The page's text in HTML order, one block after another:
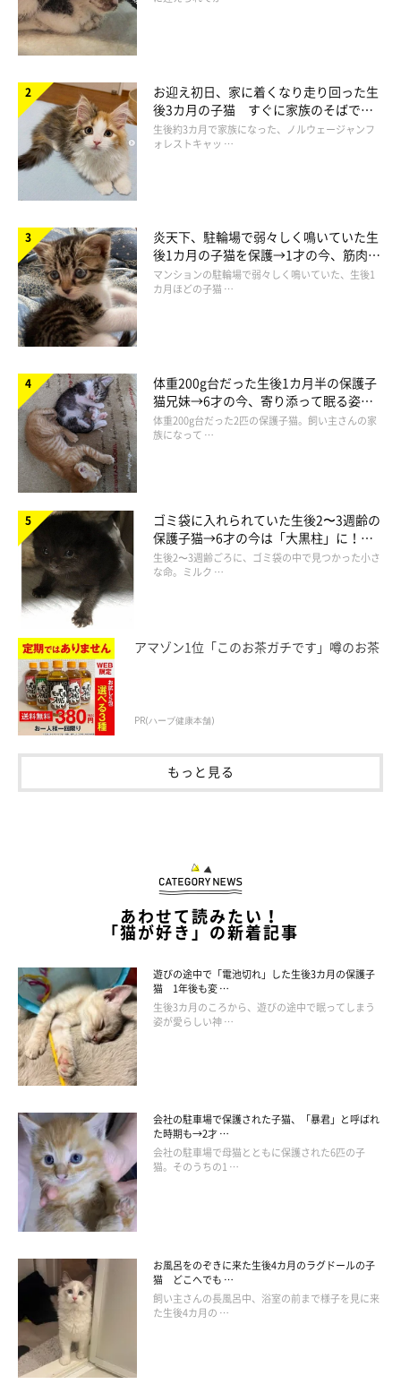
お迎え初日、家に着くなり走り回った生
後3カ月の子猫 すぐに家族のそばで落
ち着く姿に「迎えてよかった」
生後約3カ月で家族になった、ノルウェージャンフ
ォレストキャッ …
炎天下、駐輪場で弱々しく鳴いていた生
後1カ月の子猫を保護→1才の今、筋肉質
でツンデレなコに成長
マンションの駐輪場で弱々しく鳴いていた、生後1
カ月ほどの子猫 …
体重200g台だった生後1カ月半の保護子
猫兄妹→6才の今、寄り添って眠る姿に
ほっこり！
体重200g台だった2匹の保護子猫。飼い主さんの家
族になって …
ゴミ袋に入れられていた生後2〜3週齢の
保護子猫→6才の今は「大黒柱」に！
美しい黒猫に成長した姿にグッとくる
生後2〜3週齢ごろに、ゴミ袋の中で見つかった小さ
な命。ミルク …
アマゾン1位「このお茶ガチです」噂のお茶
PR(ハーブ健康本舗)
もっと見る
あわせて読みたい！
「猫が好き」の新着記事
遊びの途中で「電池切れ」した生後3カ月の保護子
猫 1年後も変 …
生後3カ月のころから、遊びの途中で眠ってしまう
姿が愛らしい神 …
会社の駐車場で保護された子猫、「暴君」と呼ばれ
た時期も→2才 …
会社の駐車場で母猫とともに保護された6匹の子
猫。そのうちの1 …
お風呂をのぞきに来た生後4カ月のラグドールの子
猫 どこへでも …
飼い主さんの長風呂中、浴室の前まで様子を見に来
た生後4カ月の …